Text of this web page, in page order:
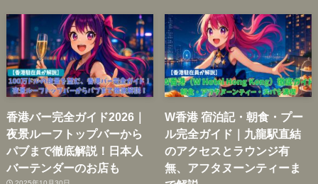
香港バー完全ガイド2026｜
夜景ルーフトップバーから
パブまで徹底解説！日本人
バーテンダーのお店も
W香港 宿泊記・朝食・プー
ル完全ガイド｜九龍駅直結
のアクセスとラウンジ有
無、アフタヌーンティーま